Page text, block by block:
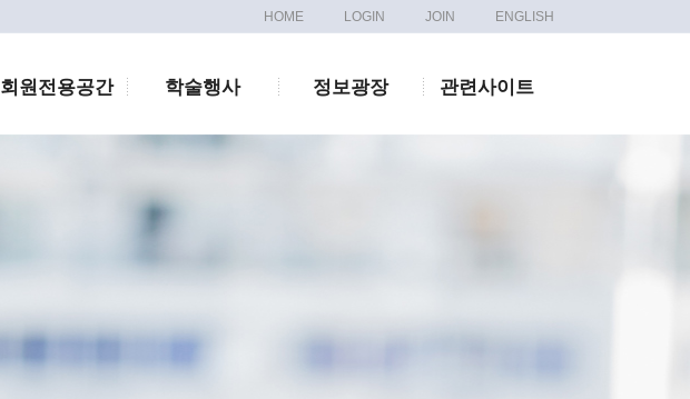
HOME LOGIN JOIN ENGLISH
회원전용공간 학술행사 정보광장 관련사이트